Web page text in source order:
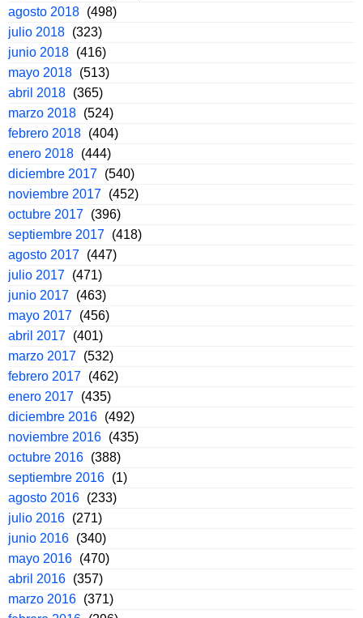
agosto 2018 (498)
julio 2018 (323)
junio 2018 (416)
mayo 2018 (513)
abril 2018 (365)
marzo 2018 (524)
febrero 2018 (404)
enero 2018 (444)
diciembre 2017 (540)
noviembre 2017 (452)
octubre 2017 (396)
septiembre 2017 (418)
agosto 2017 (447)
julio 2017 (471)
junio 2017 (463)
mayo 2017 (456)
abril 2017 (401)
marzo 2017 (532)
febrero 2017 (462)
enero 2017 (435)
diciembre 2016 (492)
noviembre 2016 (435)
octubre 2016 (388)
septiembre 2016 (1)
agosto 2016 (233)
julio 2016 (271)
junio 2016 (340)
mayo 2016 (470)
abril 2016 (357)
marzo 2016 (371)